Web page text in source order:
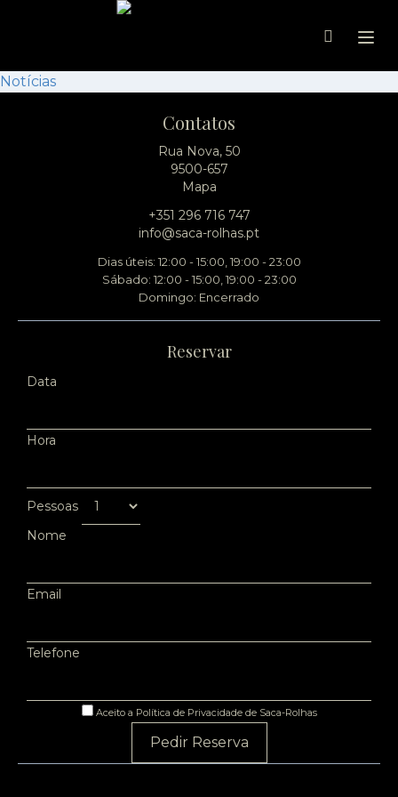
Notícias
Contatos
Rua Nova, 50
9500-657
Mapa
+351 296 716 747
info@saca-rolhas.pt
Dias úteis: 12:00 - 15:00, 19:00 - 23:00
Sábado: 12:00 - 15:00, 19:00 - 23:00
Domingo: Encerrado
Reservar
Data
Hora
Pessoas
Nome
Email
Telefone
Aceito a Política de Privacidade de Saca-Rolhas
Pedir Reserva